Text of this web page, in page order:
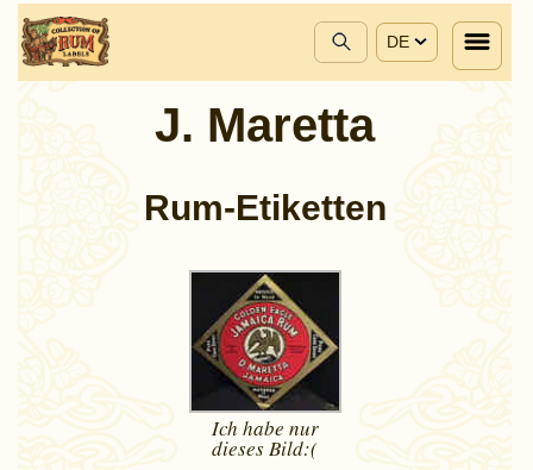
DE
J. Maretta
Rum-Etiketten
Ich habe nur
diesesBild:(